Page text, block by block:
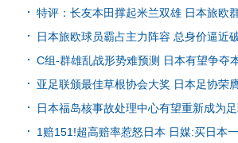
特评：长友本田撑起米兰双雄 日本旅欧
日本旅欧球员霸占主力阵容 总身价逼近
C组-群雄乱战形势难预测 日本有望争夺
亚足联颁最佳草根协会大奖 日本足协荣
日本福岛核事故处理中心有望重新成为
1赔151!超高赔率惹怒日本 日媒:买日本